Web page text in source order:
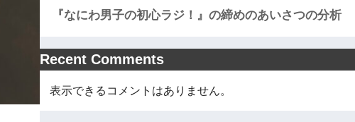
『なにわ男子の初心ラジ！』の締めのあいさつの分析
Recent Comments
表示できるコメントはありません。